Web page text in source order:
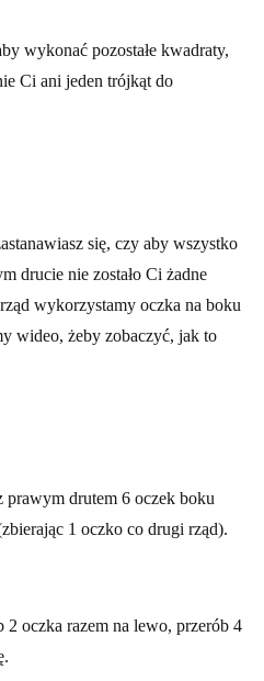
wykonać pozostałe kwadraty,
Ci ani jeden trójkąt do
się, czy aby wszystko
drucie nie zostało Ci żadne
wykorzystamy oczka na boku
wideo, żeby zobaczyć, jak to
prawym drutem 6 oczek boku
1 oczko co drugi rząd).
2 oczka razem na lewo, przerób 4